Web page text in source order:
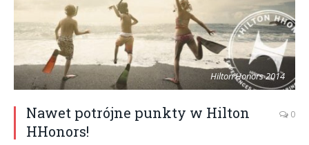
Hilton Honors 2014
Nawet potrójne punkty w Hilton
HHonors!
0